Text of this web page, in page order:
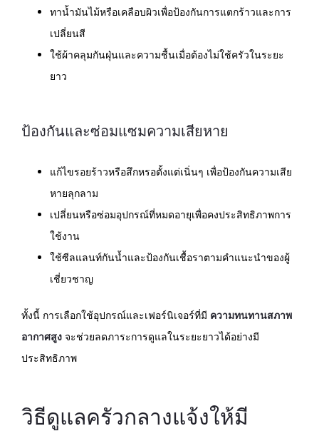
ทาน้ำมันไม้หรือเคลือบผิวเพื่อป้องกันการแตกร้าวและการ
เปลี่ยนสี
ใช้ผ้าคลุมกันฝุ่นและความชื้นเมื่อต้องไม่ใช้ครัวในระยะ
ยาว
ป้องกันและซ่อมแซมความเสียหาย
แก้ไขรอยร้าวหรือสึกหรอตั้งแต่เนิ่นๆ เพื่อป้องกันความเสีย
หายลุกลาม
เปลี่ยนหรือซ่อมอุปกรณ์ที่หมดอายุเพื่อคงประสิทธิภาพการ
ใช้งาน
ใช้ซีลแลนท์กันน้ำและป้องกันเชื้อราตามคำแนะนำของผู้
เชี่ยวชาญ
ทั้งนี้ การเลือกใช้อุปกรณ์และเฟอร์นิเจอร์ที่มี ความทนทานสภาพ
อากาศสูง จะช่วยลดภาระการดูแลในระยะยาวได้อย่างมี
ประสิทธิภาพ
วิธีดูแลครัวกลางแจ้งให้มี